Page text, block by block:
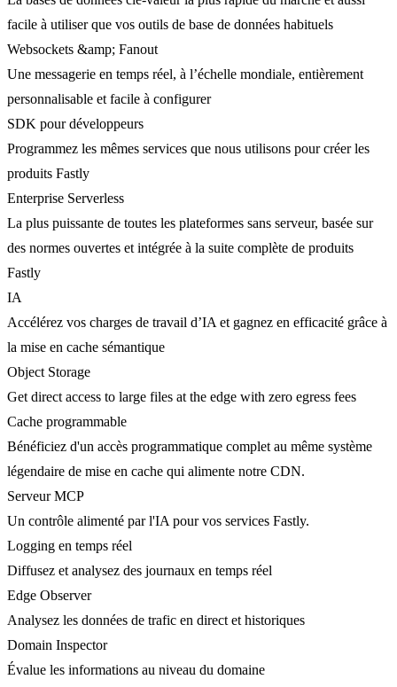
facile à utiliser que vos outils de base de données habituels
Websockets &amp; Fanout
Une messagerie en temps réel, à l’échelle mondiale, entièrement
personnalisable et facile à configurer
SDK pour développeurs
Programmez les mêmes services que nous utilisons pour créer les
produits Fastly
Enterprise Serverless
La plus puissante de toutes les plateformes sans serveur, basée sur
des normes ouvertes et intégrée à la suite complète de produits
Fastly
IA
Accélérez vos charges de travail d’IA et gagnez en efficacité grâce à
la mise en cache sémantique
Object Storage
Get direct access to large files at the edge with zero egress fees
Cache programmable
Bénéficiez d'un accès programmatique complet au même système
légendaire de mise en cache qui alimente notre CDN.
Serveur MCP
Un contrôle alimenté par l'IA pour vos services Fastly.
Logging en temps réel
Diffusez et analysez des journaux en temps réel
Edge Observer
Analysez les données de trafic en direct et historiques
Domain Inspector
Évalue les informations au niveau du domaine